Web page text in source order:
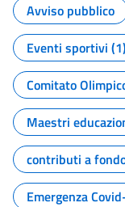
Avviso pubblico
Eventi sportivi (1)
Comitato
Maestri
contributi a
Emergenza